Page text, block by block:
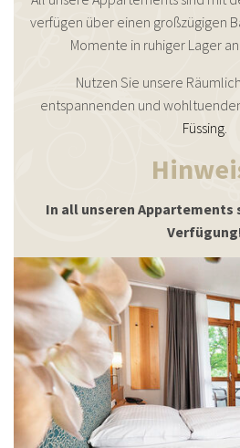
verfügen über einen großzügigen
Momente in ruhiger Lager
Nutzen Sie unsere
entspannenden und
Füssing.
In all unseren Appartements